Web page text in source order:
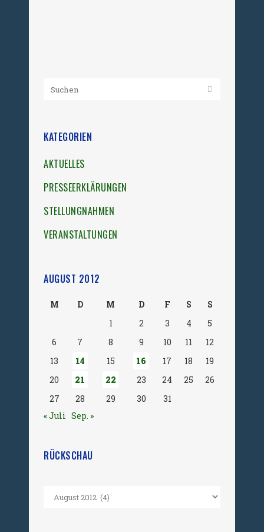
KATEGORIEN
AKTUELLES
PRESSEERKLÄRUNGEN
STELLUNGNAHMEN
VERANSTALTUNGEN
AUGUST 2012
M D M D F S
S
1
2 3 4
5
6
7 8 9 10 11
12
13
14 15 16 17 18
19
20
21 22 23 24 25
26
27
28 29 30
31
« Juli Sep. »
RÜCKSCHAU